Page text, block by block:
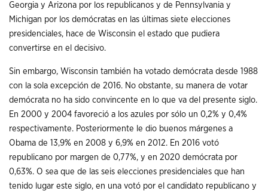
Georgia y Arizona por los republicanos y de Pennsylvania y
Michigan por los demócratas en las últimas siete elecciones
presidenciales, hace de Wisconsin el estado que pudiera
convertirse en el decisivo.
Sin embargo, Wisconsin también ha votado demócrata desde 1988
con la sola excepción de 2016. No obstante, su manera de votar
demócrata no ha sido convincente en lo que va del presente siglo.
En 2000 y 2004 favoreció a los azules por sólo un 0,2% y 0,4%
respectivamente. Posteriormente le dio buenos márgenes a
Obama de 13,9% en 2008 y 6,9% en 2012. En 2016 votó
republicano por margen de 0,77%, y en 2020 demócrata por
0,63%. O sea que de las seis elecciones presidenciales que han
tenido lugar este siglo, en una votó por el candidato republicano y